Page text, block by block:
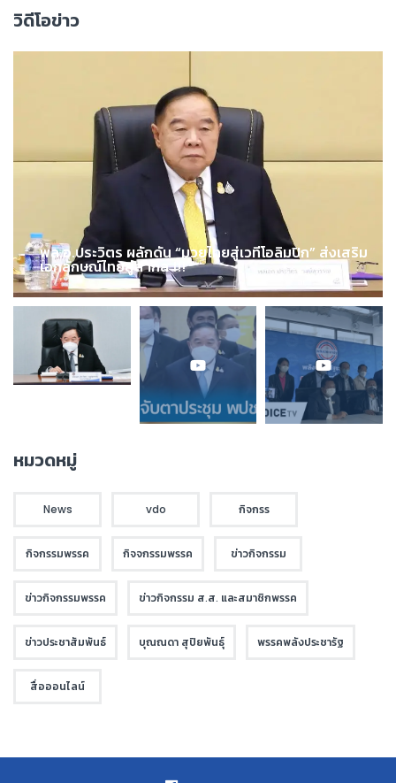
วิดีโอข่าว
พล.อ.ประวิตร ผลักดัน “มวยไทยสู่เวทีโอลิมปิก” ส่งเสริม
เอกลักษณ์ไทยสู่สากล !!!
หมวดหมู่
News vdo กิจกรร
กิจกรรมพรรค กิจจกรรมพรรค ข่าวกิจกรรม
ข่าวกิจกรรมพรรค ข่าวกิจกรรม ส.ส. และสมาชิกพรรค
ข่าวประชาสัมพันธ์ บุณณดา สุปิยพันธุ์ พรรคพลังประชารัฐ
สื่อออนไลน์